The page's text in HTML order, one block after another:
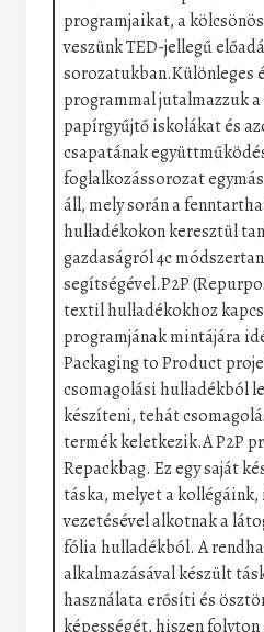
programjaikat, a
veszünk TED-jellegű
sorozatukban.Különleges
programmal jutalmazzuk
papírgyűjtő iskolákat és
csapatának
foglalkozássorozat
áll, mely során a
hulladékokon keresztül
gazdaságról 4c
segítségével.P2P
textil hulladékokhoz
programjának mintájára
Packaging to Product
csomagolási hulladékból
készíteni, tehát
termék keletkezik.A P2P
Repackbag. Ez egy saját
táska, melyet a
vezetésével alkotnak a
fólia hulladékból. A
alkalmazásával készült
használata erősíti és
képességét, hiszen